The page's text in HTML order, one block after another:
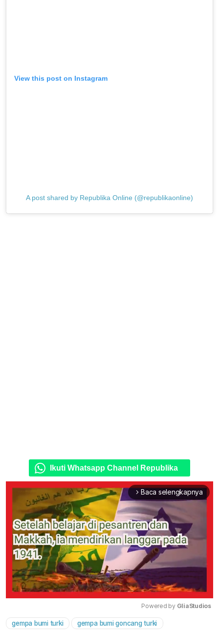
View this post on Instagram
A post shared by Republika Online (@republikaonline)
Ikuti Whatsapp Channel Republika
arrow_forward_ios Baca selengkapnya
Powered by GliaStudios
gempa bumi turki gempa bumi goncang turki